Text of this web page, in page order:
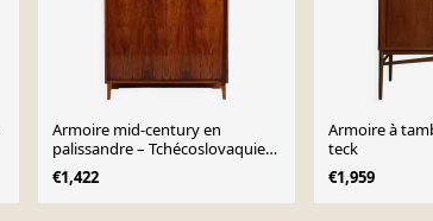
Armoire mid-century en
palissandre – Tchécoslovaquie,
attribuée à Pravánec, années
1950
€1,422
Armoire à
teck
€1,959